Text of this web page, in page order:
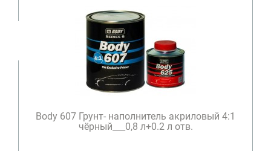
Body 607 Грунт- наполнитель акриловый 4:1
чёрный___0,8 л+0.2 л отв.